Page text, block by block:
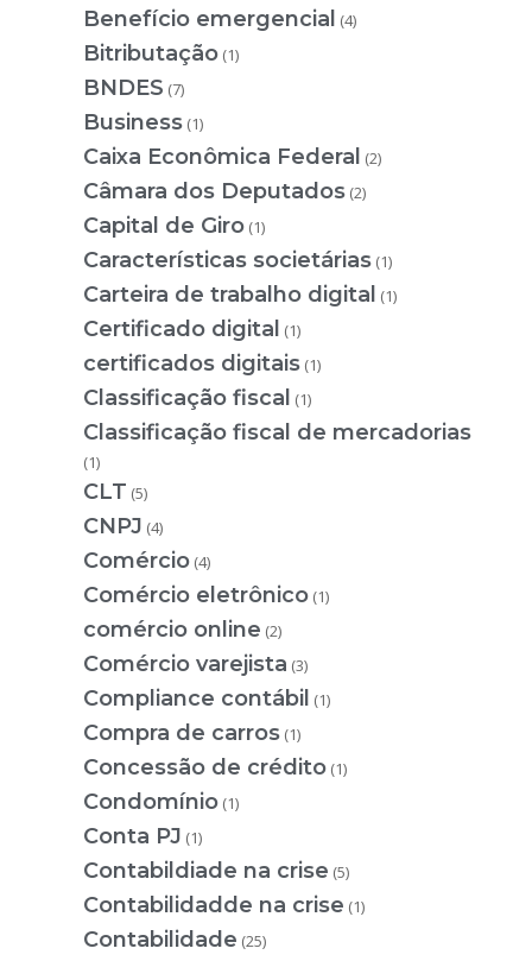
Benefício emergencial (4)
Bitributação (1)
BNDES (7)
Business (1)
Caixa Econômica Federal (2)
Câmara dos Deputados (2)
Capital de Giro (1)
Características societárias (1)
Carteira de trabalho digital (1)
Certificado digital (1)
certificados digitais (1)
Classificação fiscal (1)
Classificação fiscal de mercadorias
(1)
CLT (5)
CNPJ (4)
Comércio (4)
Comércio eletrônico (1)
comércio online (2)
Comércio varejista (3)
Compliance contábil (1)
Compra de carros (1)
Concessão de crédito (1)
Condomínio (1)
Conta PJ (1)
Contabildiade na crise (5)
Contabilidadde na crise (1)
Contabilidade (25)